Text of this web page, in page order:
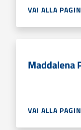
VAI ALLA
Maddalena
VAI ALLA